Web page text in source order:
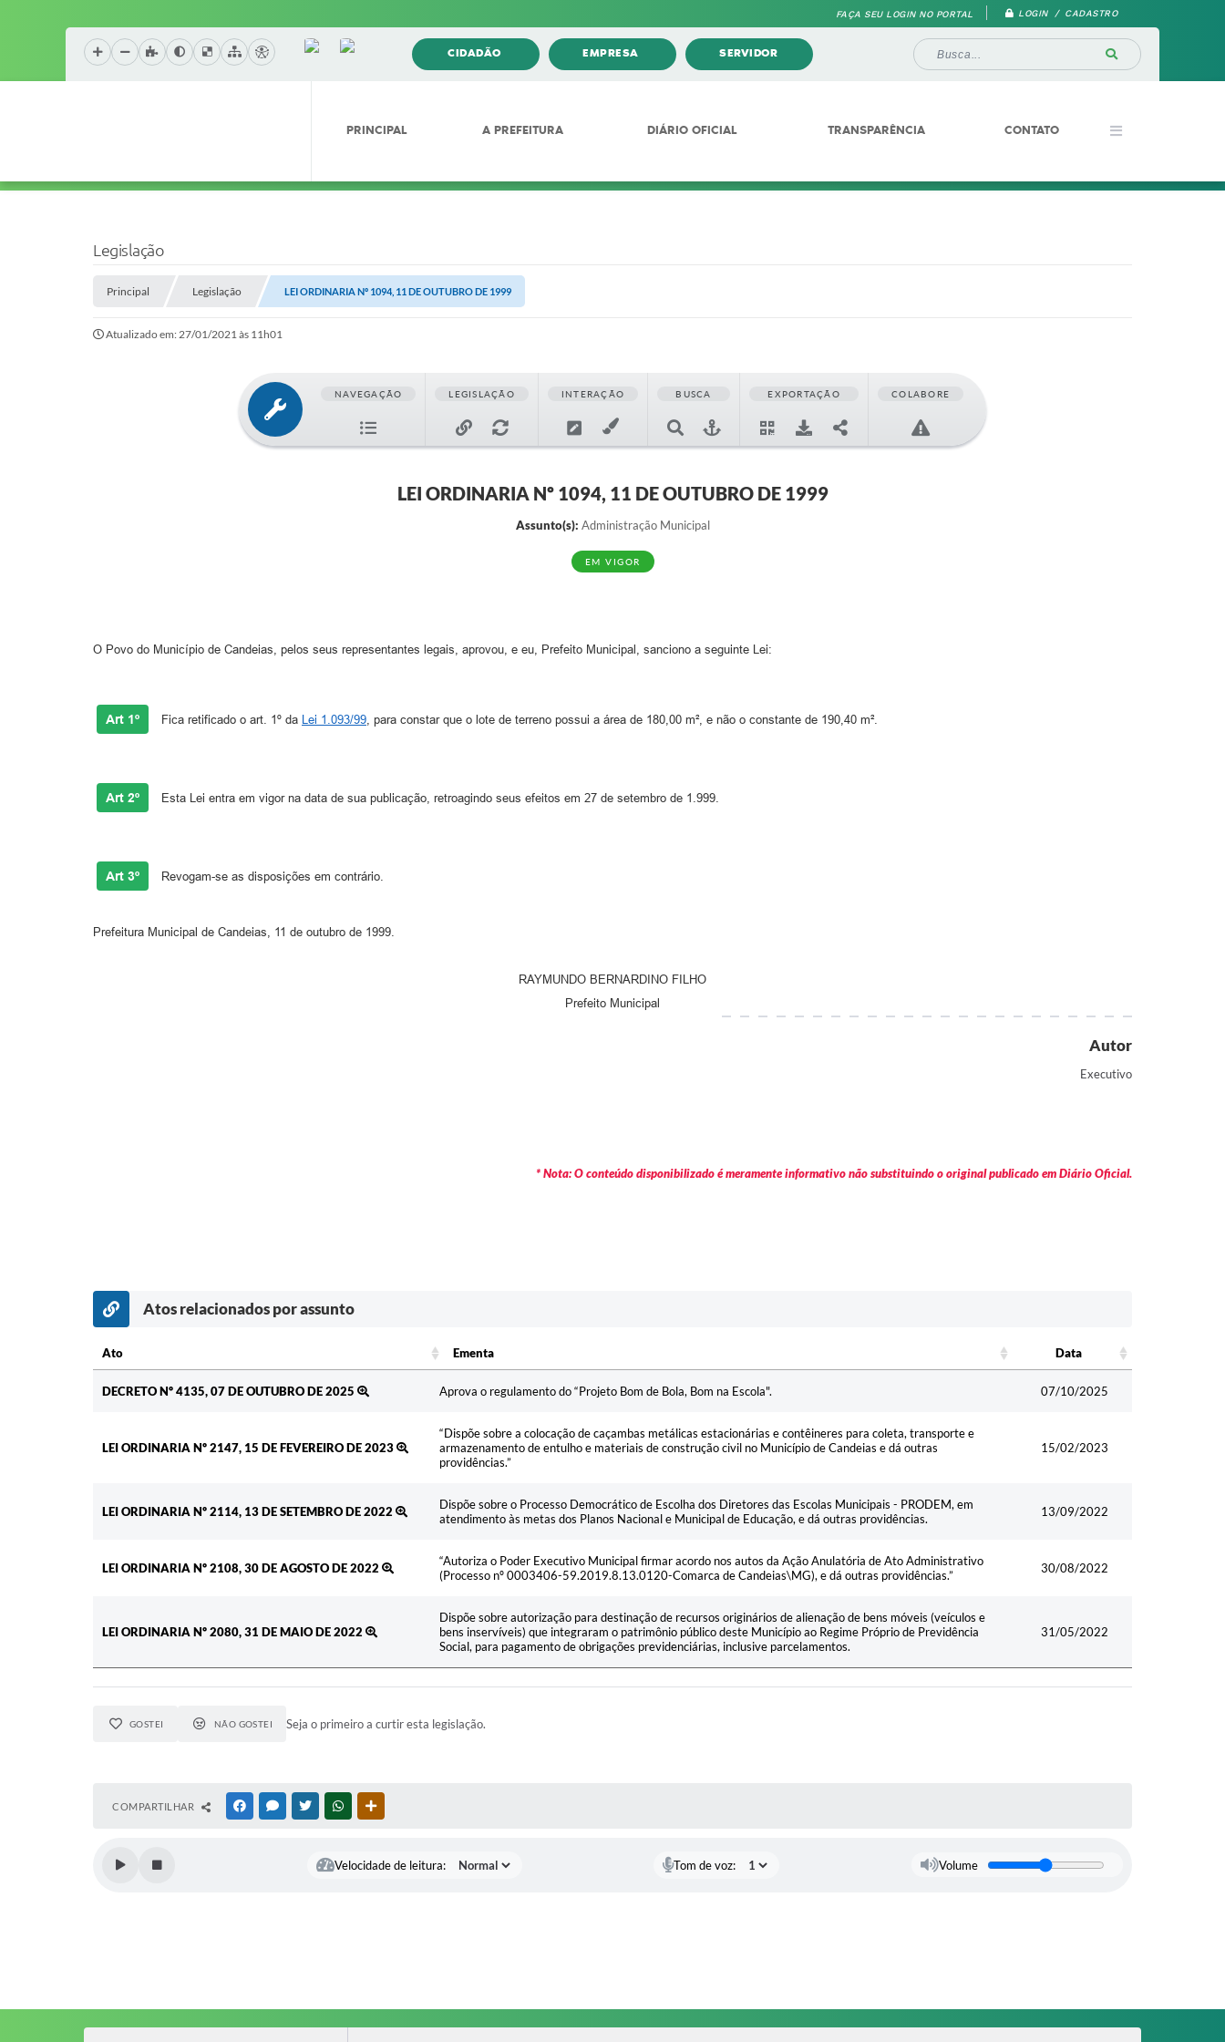
FAÇA SEU LOGIN NO PORTAL LOGIN / CADASTRO
CIDADÃO EMPRESA SERVIDOR
PRINCIPAL A PREFEITURA DIÁRIO OFICIAL TRANSPARÊNCIA CONTATO
Legislação
Principal Legislação LEI ORDINARIA Nº 1094, 11 DE OUTUBRO DE 1999
Atualizado em: 27/01/2021 às 11h01
NAVEGAÇÃO LEGISLAÇÃO INTERAÇÃO BUSCA EXPORTAÇÃO COLABORE
LEI ORDINARIA Nº 1094, 11 DE OUTUBRO DE 1999
Assunto(s): Administração Municipal
EM VIGOR
O Povo do Município de Candeias, pelos seus representantes legais, aprovou, e eu, Prefeito Municipal, sanciono a seguinte Lei:
Art 1º Fica retificado o art. 1º da Lei 1.093/99, para constar que o lote de terreno possui a área de 180,00 m², e não o constante de 190,40 m².
Art 2º Esta Lei entra em vigor na data de sua publicação, retroagindo seus efeitos em 27 de setembro de 1.999.
Art 3º Revogam-se as disposições em contrário.
Prefeitura Municipal de Candeias, 11 de outubro de 1999.
RAYMUNDO BERNARDINO FILHO
Prefeito Municipal
Autor
Executivo
* Nota: O conteúdo disponibilizado é meramente informativo não substituindo o original publicado em Diário Oficial.
Atos relacionados por assunto
Ato Ementa
Data
DECRETO Nº 4135, 07 DE OUTUBRO DE 2025
Aprova o regulamento do “Projeto Bom de Bola, Bom na Escola". 07/10/2025
LEI ORDINARIA Nº 2147, 15 DE FEVEREIRO DE 2023
“Dispõe sobre a colocação de caçambas metálicas estacionárias e contêineres para coleta, transporte e
armazenamento de entulho e materiais de construção civil no Município de Candeias e dá outras
providências.”
15/02/2023
LEI ORDINARIA Nº 2114, 13 DE SETEMBRO DE 2022
Dispõe sobre o Processo Democrático de Escolha dos Diretores das Escolas Municipais - PRODEM, em
atendimento às metas dos Planos Nacional e Municipal de Educação, e dá outras providências.
13/09/2022
LEI ORDINARIA Nº 2108, 30 DE AGOSTO DE 2022
“Autoriza o Poder Executivo Municipal firmar acordo nos autos da Ação Anulatória de Ato Administrativo
(Processo nº 0003406-59.2019.8.13.0120-Comarca de Candeias\MG), e dá outras providências.”
30/08/2022
LEI ORDINARIA Nº 2080, 31 DE MAIO DE 2022
Dispõe sobre autorização para destinação de recursos originários de alienação de bens móveis (veículos e
bens inservíveis) que integraram o patrimônio público deste Município ao Regime Próprio de Previdência
Social, para pagamento de obrigações previdenciárias, inclusive parcelamentos.
31/05/2022
GOSTEI NÃO GOSTEI Seja o primeiro a curtir esta legislação.
COMPARTILHAR FACEBOOKMESSENGER
TWITTERWHATSAPP
Velocidade de leitura: Tom de voz: Volume